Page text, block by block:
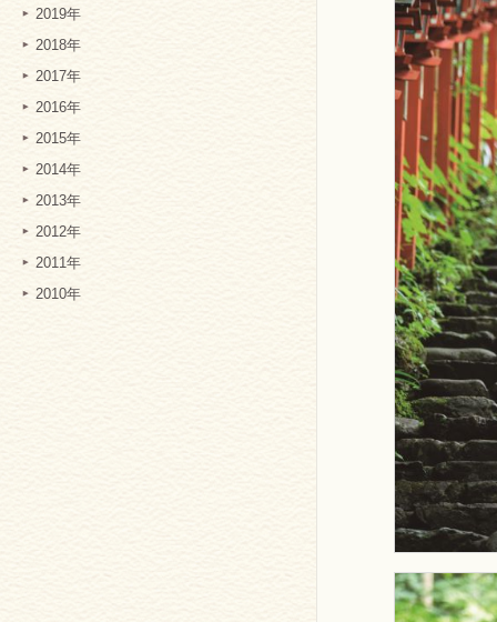
2019年
2018年
2017年
2016年
2015年
2014年
2013年
2012年
2011年
2010年